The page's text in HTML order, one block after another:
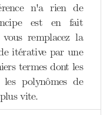
n'a rien de
est en fait
remplacez la
itérative par une
termes dont les
polynômes de
vite.